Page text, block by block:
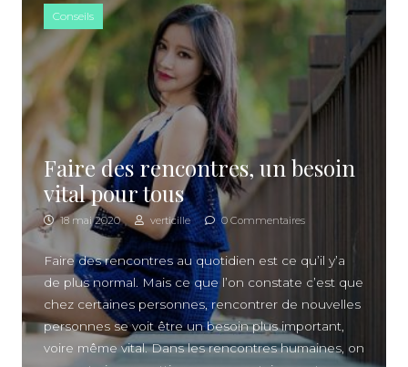
Conseils
Faire des rencontres, un besoin
vital pour tous
18 mai 2020 verticille 0 Commentaires
Faire des rencontres au quotidien est ce qu’il y’a
de plus normal. Mais ce que l’on constate c’est que
chez certaines personnes, rencontrer de nouvelles
personnes se voit être un besoin plus important,
voire même vital. Dans les rencontres humaines, on